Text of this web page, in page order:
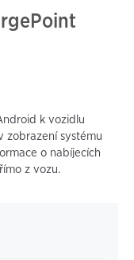
k vozidlu
zobrazení systému
o nabíjecích
z vozu.